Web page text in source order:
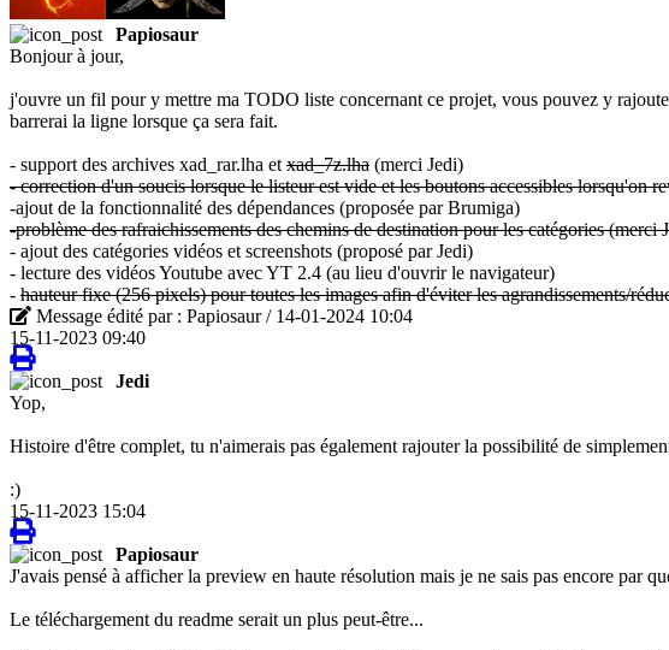
Papiosaur
Bonjour à jour,
j'ouvre un fil pour y mettre ma TODO liste concernant ce projet, vous pouvez y
barrerai la ligne lorsque ça sera fait.
- support des archives xad_rar.lha et xad_7z.lha (merci Jedi)
- correction d'un soucis lorsque le listeur est vide et les boutons accessibles
-ajout de la fonctionnalité des dépendances (proposée par Brumiga)
-problème des rafraichissements des chemins de destination pour les catégories (merci
- ajout des catégories vidéos et screenshots (proposé par Jedi)
- lecture des vidéos Youtube avec YT 2.4 (au lieu d'ouvrir le navigateur)
- hauteur fixe (256 pixels) pour toutes les images afin d'éviter les agrandissements/
Message édité par : Papiosaur / 14-01-2024 10:04
15-11-2023 09:40
Jedi
Yop,
Histoire d'être complet, tu n'aimerais pas également rajouter la possibilité de
:)
15-11-2023 15:04
Papiosaur
J'avais pensé à afficher la preview en haute résolution mais je ne sais pas encore par
Le téléchargement du readme serait un plus peut-être...